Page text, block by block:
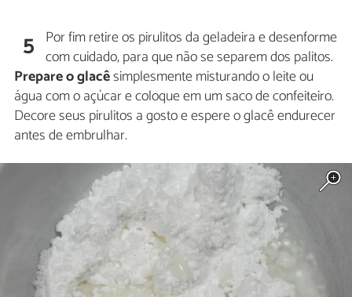
5 Por fim retire os pirulitos da geladeira e desenforme
com cuidado, para que não se separem dos palitos.
Prepare o glacêsimplesmente misturando o leite ou
água com o açúcar e coloque em um saco de confeiteiro.
Decore seus pirulitos a gosto e espere o glacê endurecer
antes de embrulhar.